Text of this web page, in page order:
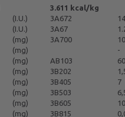
3.611 kcal/kg
(I.U.) 3A672
(I.U.) 3A67
(mg) 3A700
(mg)
-
(mg) AB103
60
(mg) 3B202
(mg) 3B405
7
(mg) 3B503
(mg) 3B605
(mg) 3B815